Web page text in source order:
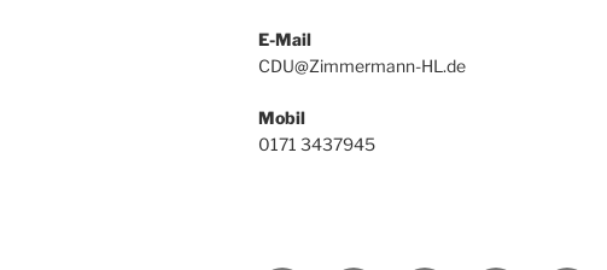
E-Mail
CDU@Zimmermann-HL.de
Mobil
0171 3437945